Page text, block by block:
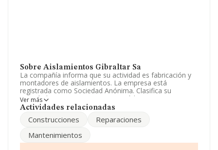
Sobre Aislamientos Gibraltar Sa
La compañía informa que su actividad es fabricación y
montadores de aislamientos. La empresa está
registrada como Sociedad Anónima. Clasifica su
actividad CNAE como '%cnae%', código 4324. La
empresa opera en el mercado de las exportaciones.
Acerca de la información en los distintos rankings: la
pasando del 92 al 117. En el ranking del sector, delante
de la empresa están compañías como, por ejemplo:
Ver más
Actividades relacionadas
Construcciones
Reparaciones
Mantenimientos